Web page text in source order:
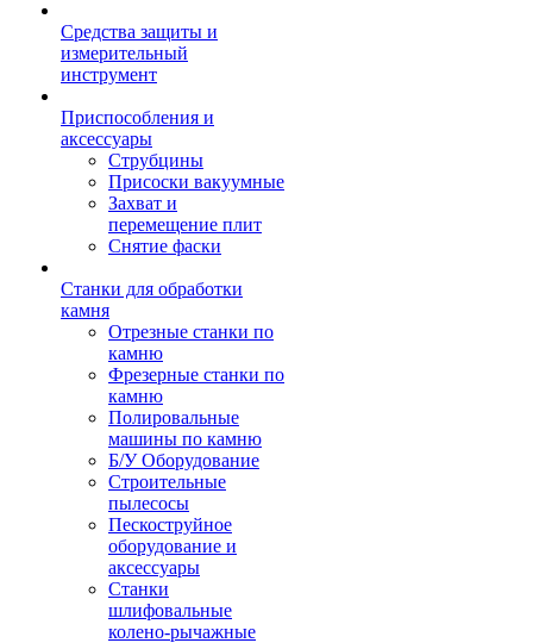
Средства защиты и
измерительный
инструмент
Приспособления и
аксессуары
Струбцины
Присоски вакуумные
Захват и
перемещение плит
Снятие фаски
Станки для обработки
камня
Отрезные станки по
камню
Фрезерные станки по
камню
Полировальные
машины по камню
Б/У Оборудование
Строительные
пылесосы
Пескоструйное
оборудование и
аксессуары
Станки
шлифовальные
колено-рычажные